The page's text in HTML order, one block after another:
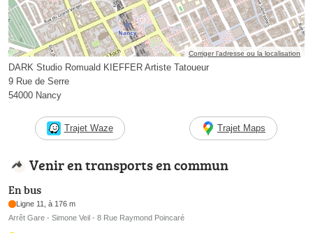
Corriger l’adresse ou la localisation
DARK Studio Romuald KIEFFER Artiste Tatoueur
9 Rue de Serre
54000 Nancy
Trajet Waze Trajet Maps
Venir en transports en commun
En bus
Ligne 11, à 176 m
Arrêt Gare - Simone Veil - 8 Rue Raymond Poincaré